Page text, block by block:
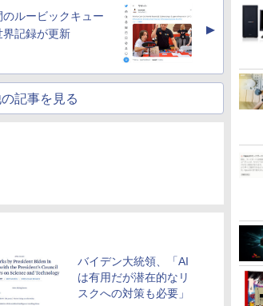
のルービックキュー
界記録が更新
▲
記事を見る
バイデン大統領、「AI
は有用だが潜在的なリ
スクへの対策も必要」